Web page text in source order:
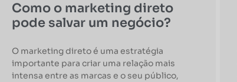
Como o marketing direto
pode salvar um negócio?
O marketing direto é uma estratégia
importante para criar uma relação mais
intensa entre as marcas e o seu público,